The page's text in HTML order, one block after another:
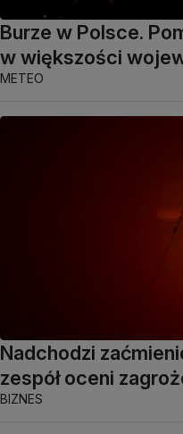
Burze w Polsce.
w większości
METEO
Nadchodzi
zespół oceni
BIZNES